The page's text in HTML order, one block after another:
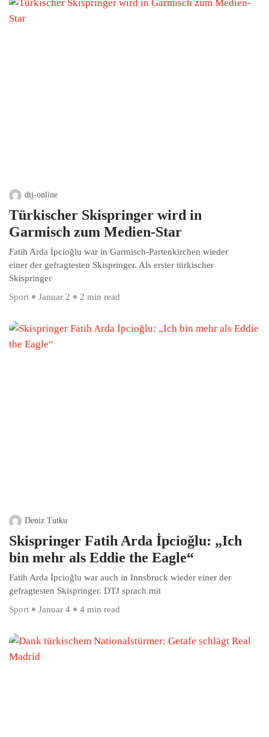
dtj-online
Türkischer Skispringer wird in
Garmisch zum Medien-Star
Fatih Arda İpcioğlu war in Garmisch-Partenkirchen wieder
einer der gefragtesten Skispringer. Als erster türkischer
Skispringer
Sport
Januar 2 2 min read
Deniz Tutku
Skispringer Fatih Arda İpcioğlu: „Ich
bin mehr als Eddie the Eagle“
Fatih Arda İpcioğlu war auch in Innsbruck wieder einer der
gefragtesten Skispringer. DTJ sprach mit
Sport
Januar 4 4 min read